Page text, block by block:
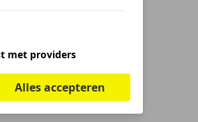
met providers
Alles accepteren